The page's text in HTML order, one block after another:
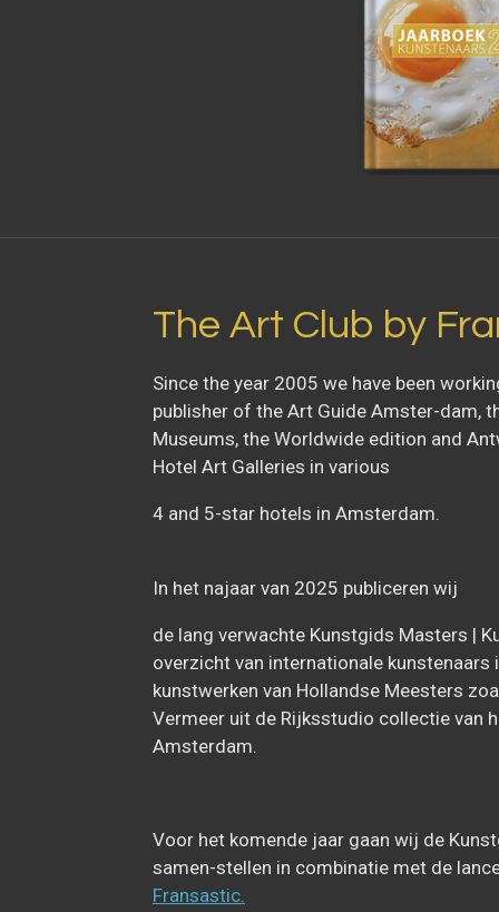
The Art Club by
Since the year 2005 we have been
publisher of the Art Guide Amster-dam,
Museums, the Worldwide edition and
Hotel Art Galleries in various
4 and 5-star hotels in Amsterdam.
In het najaar van 2025 publiceren wij
de lang verwachte Kunstgids Masters |
overzicht van internationale
kunstwerken van Hollandse Meesters
Vermeer uit de Rijksstudio collectie van
Amsterdam.
Voor het komende jaar gaan wij de
samen-stellen in combinatie met de
Fransastic.